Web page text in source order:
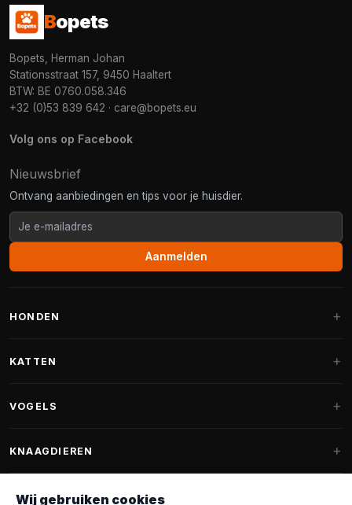
Bopets
Bopets, Herman Johan
Stationsstraat 157, 9450 Haaltert
BTW: BE 0760.058.346
+32 (0)53 839 642 · care@bopets.eu
Volg ons op Facebook
Nieuwsbrief
Ontvang aanbiedingen en tips voor je huisdier.
Aanmelden
HONDEN
Fantail hondenmanden
Hondenspeelgoed
KATTEN
Krabpalen voor Maine Coon
VOGELS
Vogelvoer binnenvogels
Voederhuisjes
KNAAGDIEREN
Wij gebruiken cookies